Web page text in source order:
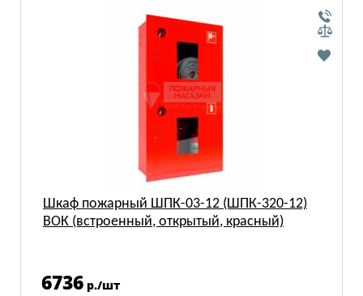
Шкаф пожарный ШПК-03-12 (ШПК-320-12)
ВОК (встроенный, открытый, красный)
6736 р./шт